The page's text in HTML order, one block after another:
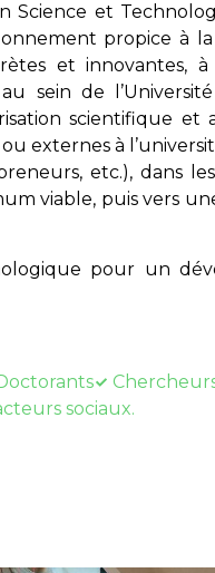
Science et
propice à
et innovantes,
sein de
scientifique et
externes à
etc.), dans
viable, puis vers
pour un
sociaux.